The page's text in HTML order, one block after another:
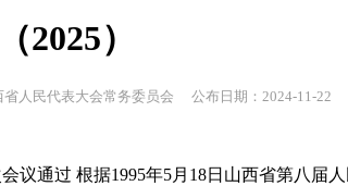
）
省人民代表大会常务委员会 公布日期：2024-11-22
议通过 根据1995年5月18日山西省第八